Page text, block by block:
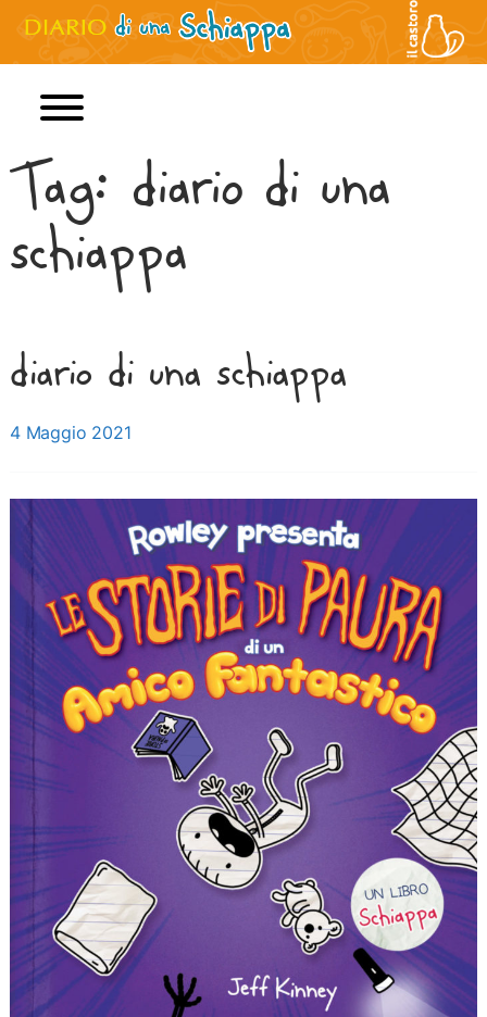
Home
Film
Giochi
Scuole
Tag: diario di una
schiappa
diario di una schiappa
Posted on
4 Maggio 2021